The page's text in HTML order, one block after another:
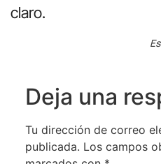
claro.
Deja una
Tu dirección de correo
publicada. Los campos